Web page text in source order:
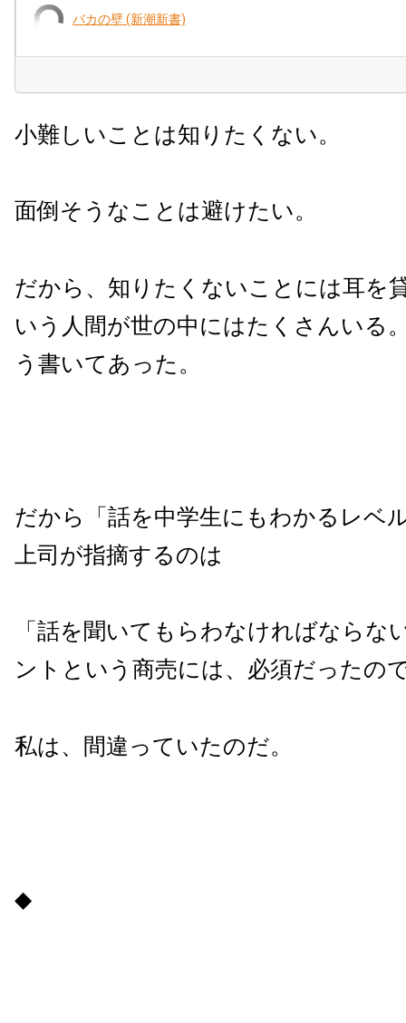
バカの壁 (新潮新書)
小難しいことは知りたくない。
面倒そうなことは避けたい。
だから、知りたくないことには耳を
いう人間が世の中にはたくさんいる
う書いてあった。
だから「話を中学生にもわかるレベ
上司が指摘するのは
「話を聞いてもらわなければならな
ントという商売には、必須だったの
私は、間違っていたのだ。
◆